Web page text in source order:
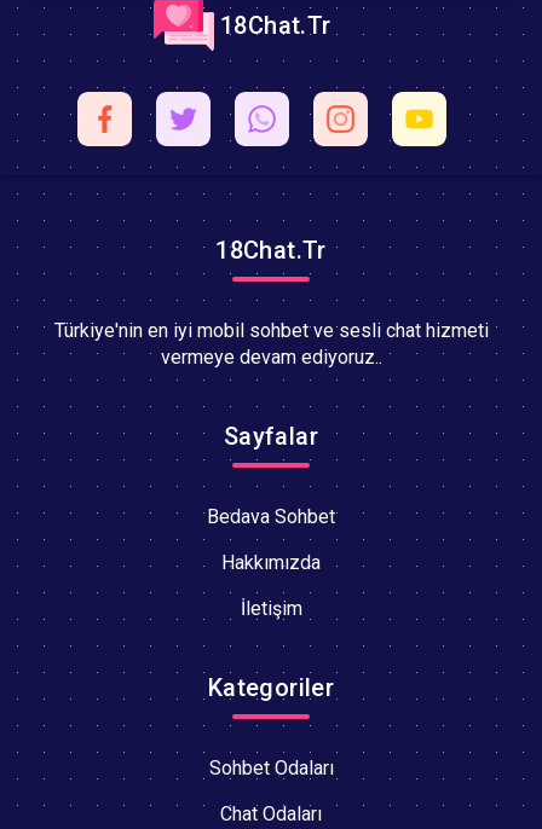
18Chat.Tr
18Chat.Tr
Türkiye'nin en iyi mobil sohbet ve sesli chat hizmeti
vermeye devam ediyoruz..
Sayfalar
Bedava Sohbet
Hakkımızda
İletişim
Kategoriler
Sohbet Odaları
Chat Odaları